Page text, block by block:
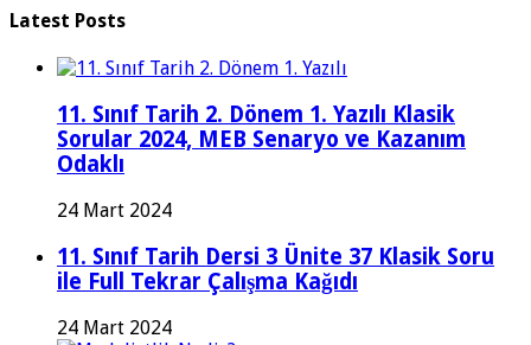
Latest Posts
11. Sınıf Tarih 2. Dönem 1. Yazılı Klasik
Sorular 2024, MEB Senaryo ve Kazanım
Odaklı
24 Mart 2024
11. Sınıf Tarih Dersi 3 Ünite 37 Klasik Soru
ile Full Tekrar Çalışma Kağıdı
24 Mart 2024